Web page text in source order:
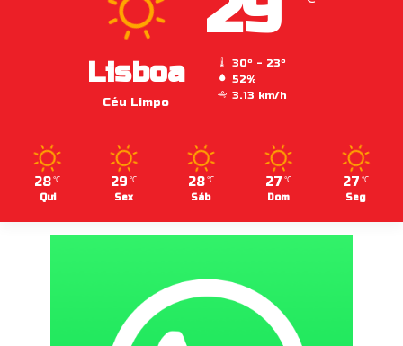
Lisboa
Céu Limpo
30º - 23º
52%
3.13 km/h
28 ℃
Qui
29 ℃
Sex
28 ℃
Sáb
27 ℃
Dom
27 ℃
Seg